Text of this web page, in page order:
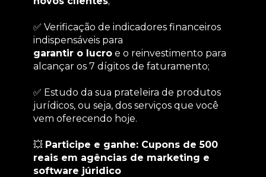
✅ Verificação de indicadores financeiros
indispensáveis para
garantir o lucro e o reinvestimento para
alcançar os 7 dígitos de faturamento;
✅ Estudo da sua prateleira de produtos
jurídicos, ou seja, dos serviços que você
vem oferecendo hoje.
💥 Participe e ganhe: Cupons de 500
reais em agências de marketing e
software júridico